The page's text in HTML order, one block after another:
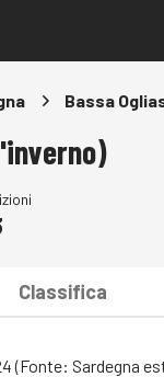
Bassa
Classifica
(Fonte: Sardegna